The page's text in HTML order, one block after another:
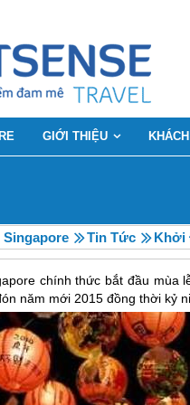
GIỚI THIỆU
Singapore Tin Tức Khởi
chính thức bắt đầu
năm mới 2015 đồng thời kỷ